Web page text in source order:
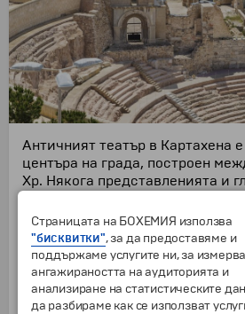
Античният театър в Картахена
центъра на града, построен
Хр. Някога представленията и
е открит през 1988 година от
разкопки на студенти от
Обекта е вписан в културното
Испания през 1999 година. В
един от символите на града,
световното културно
Страницата на БОХЕМИЯ използва
"бисквитки", за да предоставяме и
поддържаме услугите ни, за
ангажираността на аудиторията и
анализиране на статистическите
да разбираме как се използват